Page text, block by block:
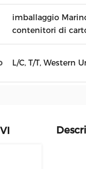
imballaggio
contenitori di
L/C, T/T, Western